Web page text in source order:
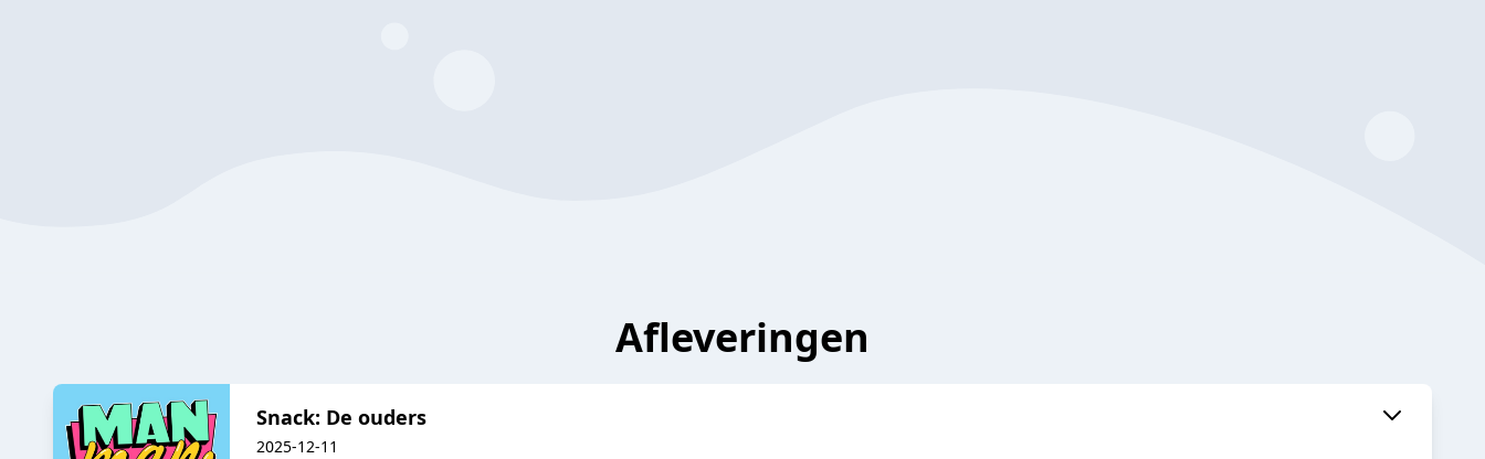
Afleveringen
Snack: De ouders
2025-12-11